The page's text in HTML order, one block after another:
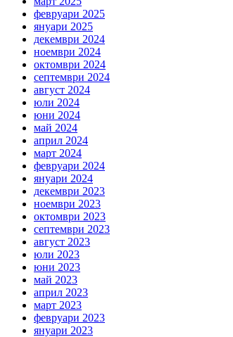
февруари 2025
януари 2025
декември 2024
ноември 2024
октомври 2024
септември 2024
август 2024
юли 2024
юни 2024
май 2024
април 2024
март 2024
февруари 2024
януари 2024
декември 2023
ноември 2023
октомври 2023
септември 2023
август 2023
юли 2023
юни 2023
май 2023
април 2023
март 2023
февруари 2023
януари 2023